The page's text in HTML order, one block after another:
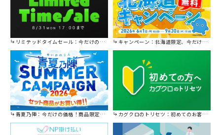
リミテッドタイムセール：今だけの限定セール。 キャンペーン：北海道限定、今だけ送料無料！
青夏乃陣：今だけの価格！商品限定セール開催中です。 カグクロのトリセツ：初めてのお客様はこちら。